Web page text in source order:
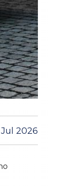
2026